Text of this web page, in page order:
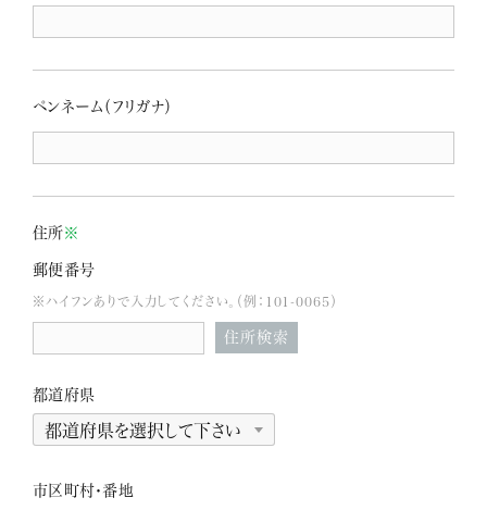
ペンネーム（フリガナ）
住所※
郵便番号
※ハイフンありで入力してください。（例：101-0065）
住所検索
都道府県
市区町村・番地